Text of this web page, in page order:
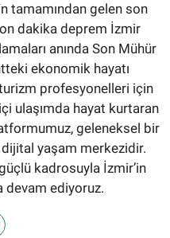
tamamından gelen son
dakika deprem İzmir
anında Son Mühür
ekonomik hayatı
profesyonelleri için
ulaşımda hayat kurtaran
geleneksel bir
yaşam merkezidir.
kadrosuyla İzmir’in
devam ediyoruz.